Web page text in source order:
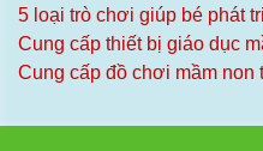
5 loại trò chơi giúp bé phát
Cung cấp thiết bị giáo dục
Cung cấp đồ chơi mầm non